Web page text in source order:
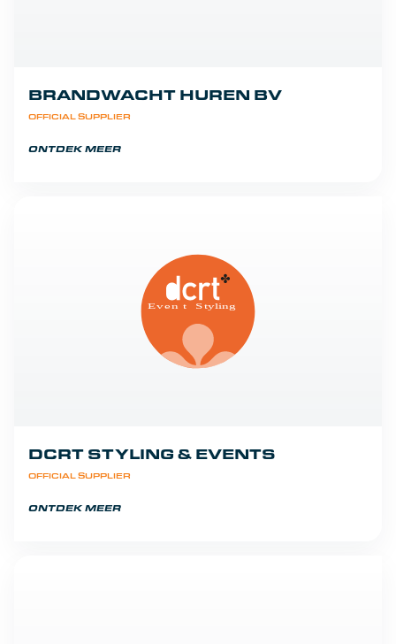
OFFICIAL SUPPLIER
BRANDWACHT HUREN BV
ONTDEK MEER
OFFICIAL SUPPLIER
DCRT STYLING & EVENTS
ONTDEK MEER